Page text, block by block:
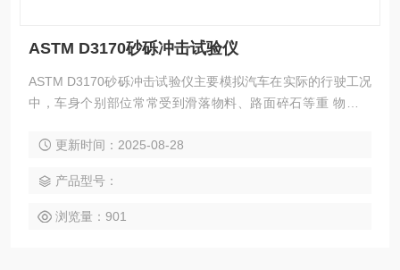
ASTM D3170砂砾冲击试验仪
ASTM D3170砂砾冲击试验仪主要模拟汽车在实际的行驶工况
中，车身个别部位常常受到滑落物料、路面碎石等重 物的冲
力、喷射次数、气流速度、钢丸或碎 石的规格及质量、冲击持
更新时间：2025-08-28
产品型号：
浏览量：901